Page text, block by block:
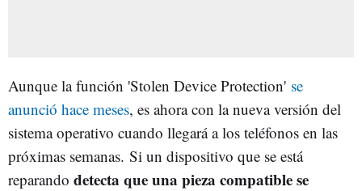
Aunque la función 'Stolen Device Protection' se
anunció hace meses, es ahora con la nueva versión del
sistema operativo cuando llegará a los teléfonos en las
próximas semanas. Si un dispositivo que se está
reparando detecta que una pieza compatible se